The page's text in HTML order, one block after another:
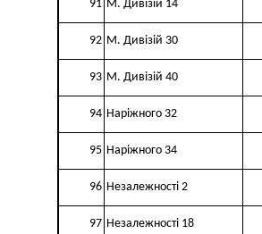
91 М. Дивізій 14
92 М. Дивізій 30
93 М. Дивізій 40
94 Наріжного 32
95 Наріжного 34
96 Незалежності 2
97 Незалежності 18